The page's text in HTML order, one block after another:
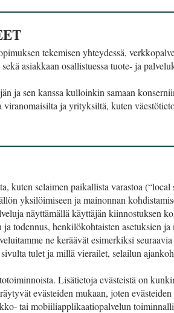
tekemisen yhteydessä,
asiakkaan osallistuessa tuote- ja
ja sen kanssa kulloinkin samaan
ja yrityksiltä, kuten
kuten selaimen paikallista varastoa (“local
yksilöimiseen ja mainonnan
näyttämällä käyttäjän kiinnostuksen
todennus, henkilökohtaisten asetuksien
ne keräävät esimerkiksi
tulet ja millä vierailet, selailun
Lisätietoja evästeistä on
evästeiden mukaan, joten
tai mobiiliapplikaatiopalvelun